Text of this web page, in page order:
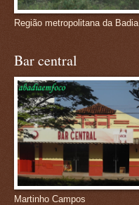
Região metropolitana da Badia
Bar central
Martinho Campos